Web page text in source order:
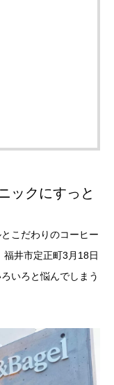
ックにすっと
こだわりのコーヒー
井市定正町3月18日
いろと悩んでしまう